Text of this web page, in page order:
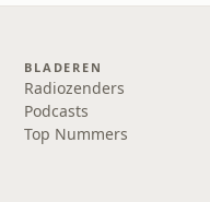
BLADEREN
Radiozenders
Podcasts
Top Nummers